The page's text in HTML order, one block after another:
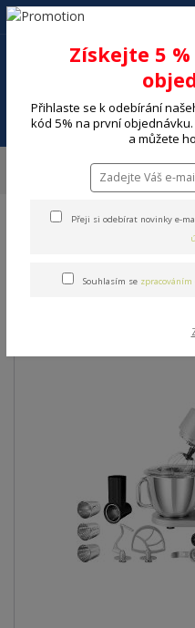
+420 602 494 600
Kuchyňské roboty
Kuchyňský
Kuchyňský
PHSM 9100
Získejte 5
Přihlaste se k odebírání
kód 5% na první
a můžete
Přeji si odebírat novinky e-
Souhlasím se